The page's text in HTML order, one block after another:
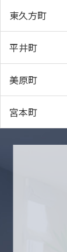
東久方町
平井町
美原町
宮本町